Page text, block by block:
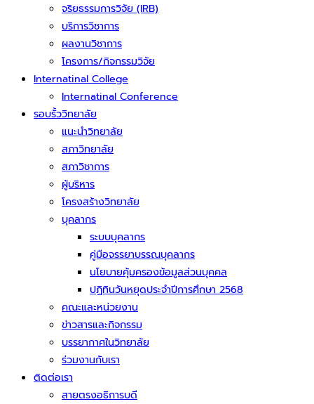
จริยธรรมการวิจัย (IRB)
บริการวิชาการ
ผลงานวิชาการ
โครงการ/กิจกรรมวิจัย
Internatinal College
Internatinal Conference
รอบรั้ววิทยาลัย
แนะนำวิทยาลัย
สภาวิทยาลัย
สภาวิชาการ
ผู้บริหาร
โครงสร้างวิทยาลัย
บุคลากร
ระบบบุคลากร
คู่มือจรรยาบรรณบุคลากร
นโยบายคุ้มครองข้อมูลส่วนบุคคล
ปฏิทินวันหยุดประจำปีการศึกษา 2568
คณะและหน่วยงาน
ข่าวสารและกิจกรรม
บรรยากาศในวิทยาลัย
ร่วมงานกับเรา
ติดต่อเรา
สายตรงอธิการบดี